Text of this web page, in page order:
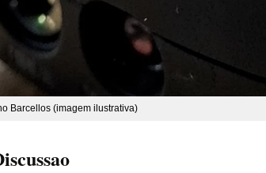
Barcellos (imagem ilustrativa)